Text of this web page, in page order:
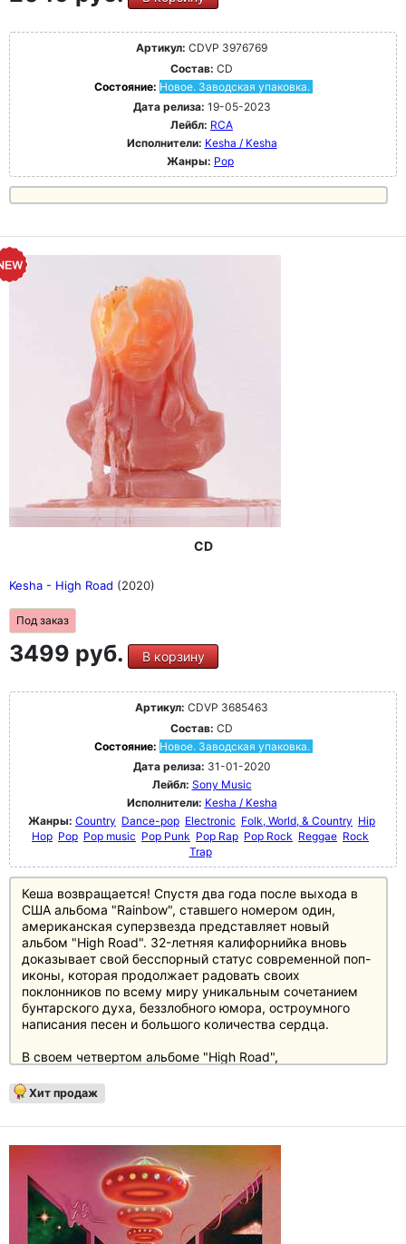
Артикул: CDVP 3976769
Состав: CD
Состояние: Новое. Заводская упаковка.
Дата релиза: 19-05-2023
Лейбл: RCA
Исполнители: Kesha / Kesha
Жанры: Pop
CD
Kesha - High Road (2020)
Под заказ
3499 руб. В корзину
Артикул: CDVP 3685463
Состав: CD
Состояние: Новое. Заводская упаковка.
Дата релиза: 31-01-2020
Лейбл: Sony Music
Исполнители: Kesha / Kesha
Жанры: Country Dance-pop Electronic Folk, World, & Country Hip
Hop Pop Pop music Pop Punk Pop Rap Pop Rock Reggae Rock
Trap
Кеша возвращается! Спустя два года после выхода в
США альбома "Rainbow", ставшего номером один,
американская суперзвезда представляет новый
альбом "High Road". 32-летняя калифорнийка вновь
доказывает свой бесспорный статус современной поп-
иконы, которая продолжает радовать своих
поклонников по всему миру уникальным сочетанием
бунтарского духа, беззлобного юмора, остроумного
написания песен и большого количества сердца.
В своем четвертом альбоме "High Road",
"Грэмми" лонгплеем "Rainbow", Кеша предстает как
артистка, совершающая увлекательное музыкальное
коллабораторов, авторов песен и продюсеров, среди
которых Джон Хилл, Дэн Рейнольдс, Стюарт Кричтон,
Джефф Бхаскер, Дрю Пирсон, Брайан Уилсон,
Стерджилл Симпсон, Нейт Руэсс, Джастин Трантер,
Стинт, Врабэл и Пебе Себерт.
Хит продаж